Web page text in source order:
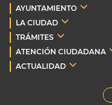
AYUNTAMIENTO
LA CIUDAD
TRÁMITES
ATENCIÓN CIUDADANA
ACTUALIDAD